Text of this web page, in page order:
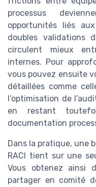
processus
opportunités liés
doubles validations
circulent mieux
internes. Pour
vous pouvez ensuite
détaillées comme
l’optimisation de
en restant
documentation
Dans la pratique, une
RACI tient sur une
Vous obtenez ainsi
partager en comité